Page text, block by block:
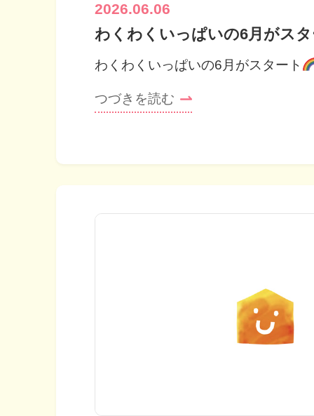
2026.06.06
わくわくいっぱいの6月がス
わくわくいっぱいの6月がスタート
つづきを読む